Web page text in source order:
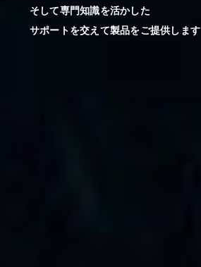
そして専門知識を活かした
サポートを交えて製品をご提供します